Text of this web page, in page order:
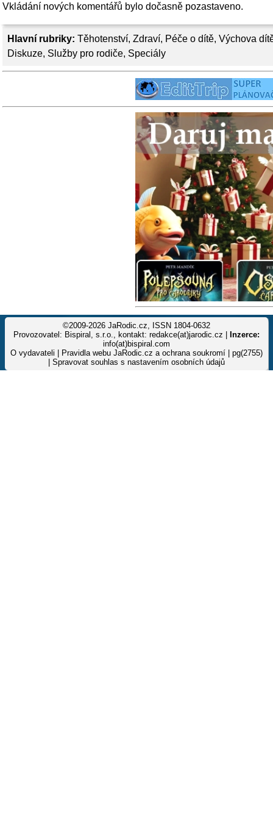
Hlavní rubriky: Těhotenství, Zdraví, Péče o dítě, Výchova
Diskuze, Služby pro rodiče, Speciály
Vkládání nových komentářů bylo dočasně pozastaveno.
©2009-2026 JaRodic.cz, ISSN 1804-0632
Provozovatel: Bispiral, s.r.o., kontakt: redakce(at)jarodic.cz |
Inzerce:
info(at)bispiral.com
O vydavateli
Pravidla webu JaRodic.cz a ochrana soukromí | pg(2755)
Spravovat souhlas s nastavením osobních údajů